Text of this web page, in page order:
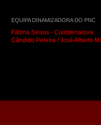
EQUIPA DINAMIZADORA DO PNC
Fátima Seixas - Coordenadora
Cândido Pereira / José Alberto